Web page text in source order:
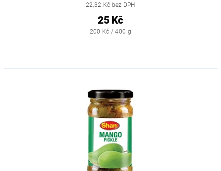
22,32 Kč bez DPH
25 Kč
200 Kč / 400 g